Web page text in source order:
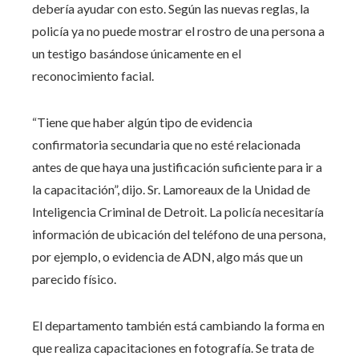
debería ayudar con esto. Según las nuevas reglas, la
policía ya no puede mostrar el rostro de una persona a
un testigo basándose únicamente en el
reconocimiento facial.
“Tiene que haber algún tipo de evidencia
confirmatoria secundaria que no esté relacionada
antes de que haya una justificación suficiente para ir a
la capacitación”, dijo.Sr. Lamoreaux de la Unidad de
Inteligencia Criminal de Detroit. La policía necesitaría
información de ubicación del teléfono de una persona,
por ejemplo, o evidencia de ADN, algo más que un
parecido físico.
El departamento también está cambiando la forma en
que realiza capacitaciones en fotografía. Se trata de